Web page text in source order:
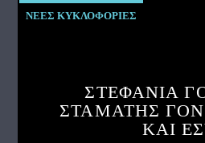
ΝΕΕΣ ΚΥΚΛΟΦΟΡΙΕΣ
ΣΤΕΦΑΝΙΑ
ΣΤΑΜΑΤΗΣ
ΚΑΙ